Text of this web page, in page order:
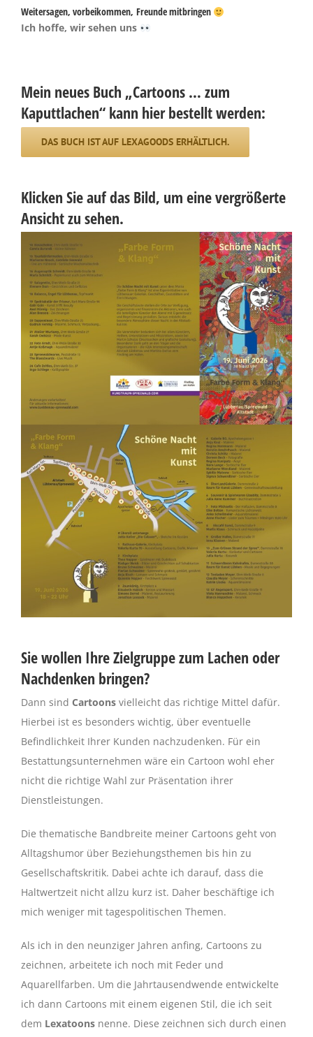
Weitersagen, vorbeikommen, Freunde mitbringen
Ich hoffe, wir sehen uns
Mein neues Buch „Cartoons … zum
Kaputtlachen“ kann hier bestellt werden:
DAS BUCH IST AUF LEXAGOODS ERHÄLTLICH.
Klicken Sie auf das Bild, um eine vergrößerte
Ansicht zu sehen.
Sie wollen Ihre Zielgruppe zum Lachen oder
Nachdenken bringen?
Dann sind Cartoons vielleicht das richtige Mittel dafür.
Hierbei ist es besonders wichtig, über eventuelle
Befindlichkeit Ihrer Kunden nachzudenken. Für ein
Bestattungsunternehmen wäre ein Cartoon wohl eher
nicht die richtige Wahl zur Präsentation ihrer
Dienstleistungen.
Die thematische Bandbreite meiner Cartoons geht von
Alltagshumor über Beziehungsthemen bis hin zu
Gesellschaftskritik. Dabei achte ich darauf, dass die
Haltwertzeit nicht allzu kurz ist. Daher beschäftige ich
mich weniger mit tagespolitischen Themen.
Als ich in den neunziger Jahren anfing, Cartoons zu
zeichnen, arbeitete ich noch mit Feder und
Aquarellfarben. Um die Jahrtausendwende entwickelte
ich dann Cartoons mit einem eigenen Stil, die ich seit
dem Lexatoons nenne. Diese zeichnen sich durch einen